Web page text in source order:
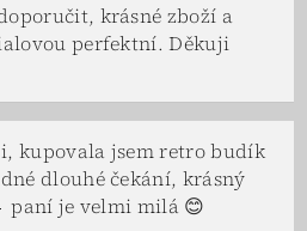
krásné zboží a
perfektní. Děkuji
kupovala jsem retro budík
dlouhé čekání, krásný
paní je velmi milá 😊